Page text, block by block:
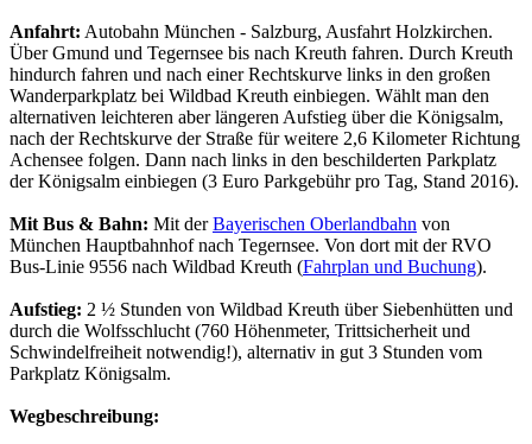
Anfahrt: Autobahn München - Salzburg, Ausfahrt Holzkirchen.
Über Gmund und Tegernsee bis nach Kreuth fahren. Durch Kreuth
hindurch fahren und nach einer Rechtskurve links in den großen
Wanderparkplatz bei Wildbad Kreuth einbiegen. Wählt man den
alternativen leichteren aber längeren Aufstieg über die Königsalm,
nach der Rechtskurve der Straße für weitere 2,6 Kilometer Richtung
Achensee folgen. Dann nach links in den beschilderten Parkplatz
der Königsalm einbiegen (3 Euro Parkgebühr pro Tag, Stand 2016).
Mit Bus & Bahn: Mit derBayerischen Oberlandbahn von
München Hauptbahnhof nach Tegernsee. Von dort mit der RVO
Bus-Linie 9556 nach Wildbad Kreuth (Fahrplan und Buchung).
Aufstieg: 2 ½ Stunden von Wildbad Kreuth über Siebenhütten und
durch die Wolfsschlucht (760 Höhenmeter, Trittsicherheit und
Schwindelfreiheit notwendig!), alternativ in gut 3 Stunden vom
Parkplatz Königsalm.
Wegbeschreibung: